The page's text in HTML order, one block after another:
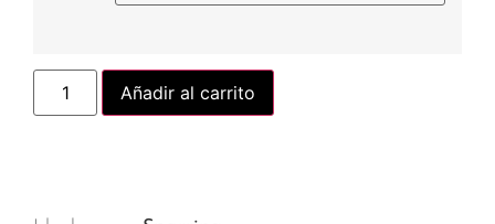
Añadir al carrito